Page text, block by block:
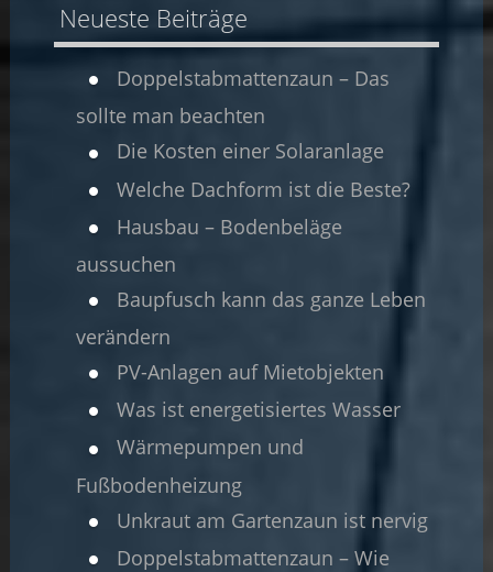
Neueste Beiträge
Doppelstabmattenzaun – Das
sollte man beachten
Die Kosten einer Solaranlage
Welche Dachform ist die Beste?
Hausbau – Bodenbeläge
aussuchen
Baupfusch kann das ganze Leben
verändern
PV-Anlagen auf Mietobjekten
Was ist energetisiertes Wasser
Wärmepumpen und
Fußbodenheizung
Unkraut am Gartenzaun ist nervig
Doppelstabmattenzaun – Wie